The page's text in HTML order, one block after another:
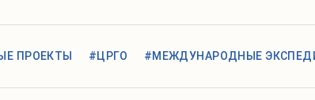
ПРОЕКТЫ #ЦРГО #МЕЖДУНАРОДНЫЕ